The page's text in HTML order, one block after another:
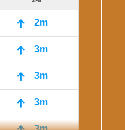
2m
3m
3m
3m